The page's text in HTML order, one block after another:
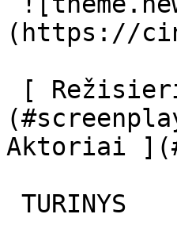
(https://
Aktoriai